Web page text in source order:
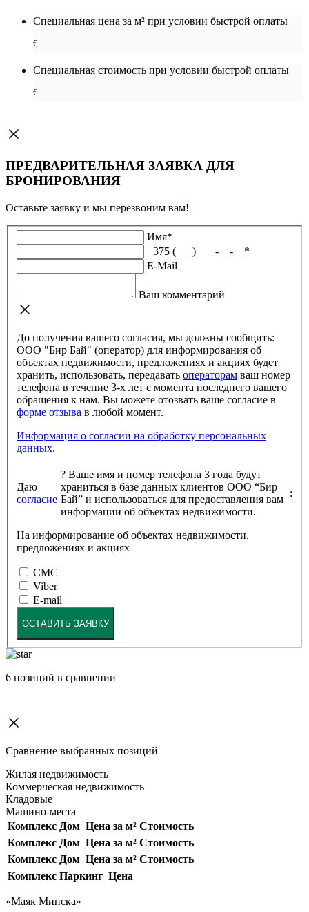
Специальная цена за м² при условии быстрой оплаты
€
Специальная cтоимость при условии быстрой оплаты
€
ПРЕДВАРИТЕЛЬНАЯ ЗАЯВКА ДЛЯ
БРОНИРОВАНИЯ
Оставьте заявку и мы перезвоним вам!
Имя*
+375 ( __ ) ___-__-__ *
E-Mail
Ваш комментарий
До получения вашего согласия, мы должны сообщить:
ООО "Бир Бай" (оператор) для информирования об
объектах недвижимости, предложениях и акциях будет
хранить, использовать, передавать операторам
телефона в течение 3-х лет с момента последнего вашего
обращения к нам. Вы можете отозвать ваше согласие в
форме отзыва
в любой момент.
Информация о согласии на обработку персональных
данных.
Даю
согласие
? Ваше имя и номер телефона 3 года будут
храниться в базе данных клиентов ООО “Бир
Бай” и использоваться для предоставления вам
информации об объектах недвижимости.
:
На информирование об объектах недвижимости,
предложениях и акциях
СМС
Viber
E-mail
ОСТАВИТЬ ЗАЯВКУ
6 позиций в сравнении
Сравнение выбранных позиций
Жилая недвижимость
Коммерческая недвижимость
Кладовые
Машино-места
Комплекс Дом Цена за м² Стоимость
Комплекс Дом Цена за м² Стоимость
Комплекс Дом Цена за м² Стоимость
Комплекс Паркинг Цена
«Маяк Минска»